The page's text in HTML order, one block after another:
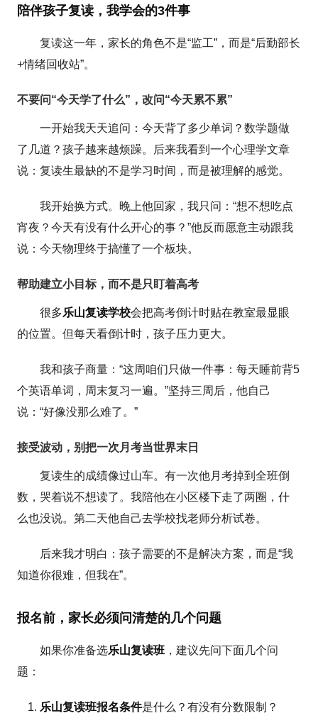
陪伴孩子复读，我学会的3件事
复读这一年，家长的角色不是“监工”，而是“后勤部长
+情绪回收站”。
不要问“今天学了什么”，改问“今天累不累”
一开始我天天追问：今天背了多少单词？数学题做
了几道？孩子越来越烦躁。后来我看到一个心理学文章
说：复读生最缺的不是学习时间，而是被理解的感觉。
我开始换方式。晚上他回家，我只问：“想不想吃点
宵夜？今天有没有什么开心的事？”他反而愿意主动跟我
说：今天物理终于搞懂了一个板块。
帮助建立小目标，而不是只盯着高考
很多乐山复读学校会把高考倒计时贴在教室最显眼
的位置。但每天看倒计时，孩子压力更大。
我和孩子商量：“这周咱们只做一件事：每天睡前背5
个英语单词，周末复习一遍。”坚持三周后，他自己
说：“好像没那么难了。”
接受波动，别把一次月考当世界末日
复读生的成绩像过山车。有一次他月考掉到全班倒
数，哭着说不想读了。我陪他在小区楼下走了两圈，什
么也没说。第二天他自己去学校找老师分析试卷。
后来我才明白：孩子需要的不是解决方案，而是“我
知道你很难，但我在”。
报名前，家长必须问清楚的几个问题
如果你准备选乐山复读班 ，建议先问下面几个问
题：
乐山复读班报名条件是什么？有没有分数限制？